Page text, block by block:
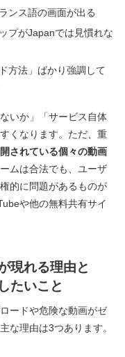
ンス語の画面が出る
プがJapanでは見慣れな
方法」ばかり強調して
いか」「サービス自体
くなります。ただ、重
されている個々の動画
ムは合法でも、ユーザ
的に問題があるものが
や他の無料共有サイ
現れる理由と
たいこと
ードや危険な動画がゼ
な理由は3つあります。